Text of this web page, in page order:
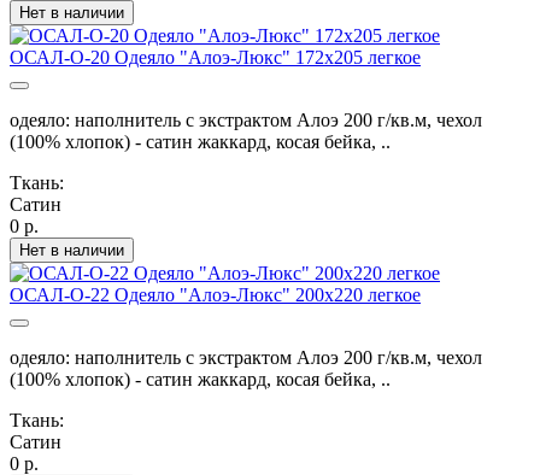
Нет в наличии
ОСАЛ-О-20 Одеяло "Алоэ-Люкс" 172х205 легкое
одеяло: наполнитель с экстрактом Алоэ 200 г/кв.м, чехол
(100% хлопок) - сатин жаккард, косая бейка, ..
Ткань:
Сатин
0 р.
Нет в наличии
ОСАЛ-О-22 Одеяло "Алоэ-Люкс" 200х220 легкое
одеяло: наполнитель с экстрактом Алоэ 200 г/кв.м, чехол
(100% хлопок) - сатин жаккард, косая бейка, ..
Ткань:
Сатин
0 р.